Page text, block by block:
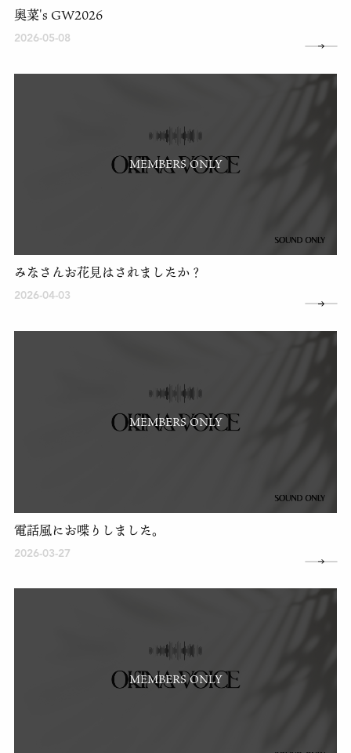
奥菜's GW2026
2026-05-08
MEMBERS ONLY
みなさんお花見はされましたか？
2026-04-03
MEMBERS ONLY
電話風にお喋りしました。
2026-03-27
MEMBERS ONLY